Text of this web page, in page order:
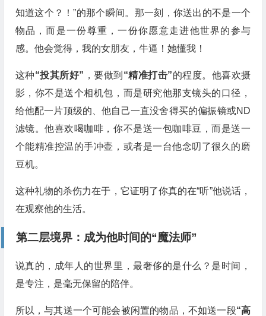
知道这个？！”的那个瞬间。那一刻，你送出的不是一个
物品，而是一份尊重，一份你愿意走进他世界的参与
感。他会觉得，我的女朋友，牛逼！她懂我！
这种“投其所好” ，要做到 “精准打击”的程度。他喜欢摄
影，你不是送个相机包，而是研究他那支镜头的口径，
给他配一片顶级的、他自己一直没舍得买的偏振镜或ND
滤镜。他喜欢喝咖啡，你不是送一包咖啡豆，而是送一
个能精准控温的手冲壶，或者是一台他念叨了很久的磨
豆机。
这种礼物的杀伤力在于，它证明了你真的在“听”他说话，
在观察他的生活。
第二层境界：成为他时间的“魔法师”
说真的，成年人的世界里，最奢侈的是什么？是时间，
是专注，是毫无保留的陪伴。
所以，与其送一个可能会被闲置的物品，不如送一段“高